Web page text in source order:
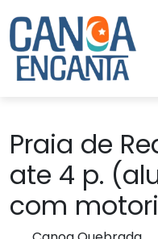
Praia de
ate 4 p.
com